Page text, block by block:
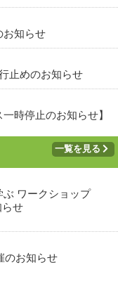
お知らせ
止めのお知らせ
時停止のお知らせ】
一覧を見る
ぶ ワークショップ
せ
のお知らせ